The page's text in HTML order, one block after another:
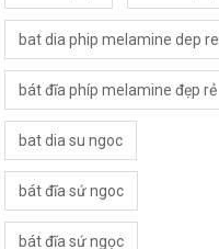
bat dia phip melamine dep re
bát đĩa phíp melamine đẹp rẻ
bat dia su ngoc
bát đĩa sứ ngoc
bát đĩa sứ ngọc